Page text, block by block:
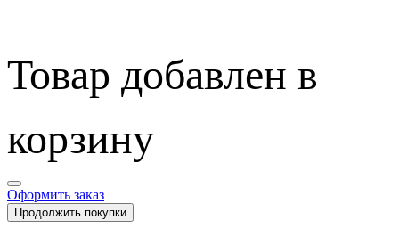
Товар добавлен в
корзину
Оформить заказ
Продолжить покупки